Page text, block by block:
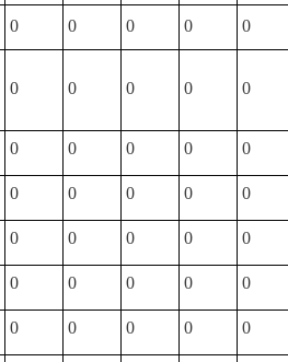
0 0 0 0 0
0 0 0 0 0
0 0 0 0 0
0 0 0 0 0
0 0 0 0 0
0 0 0 0 0
0 0 0 0 0